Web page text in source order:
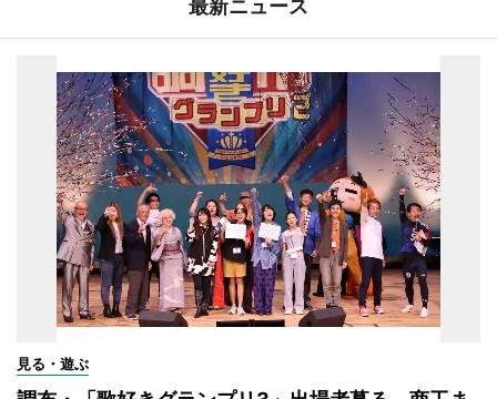
最新ニュース
見る・遊ぶ